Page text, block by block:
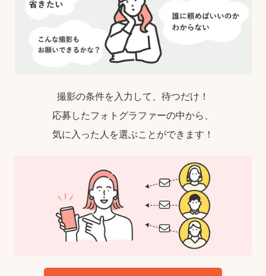
撮影の条件を入力して、待つだけ！
応募したフォトグラファーの中から、
気に入った人を選ぶことができます！